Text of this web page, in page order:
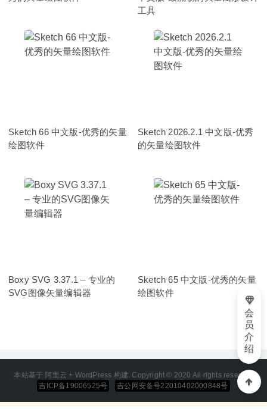
工具
Sketch 66 中文版-优秀的矢量
绘图软件
Sketch 2026.2.1 中文版-优秀
的矢量绘图软件
Boxy SVG 3.37.1 – 专业的
SVG图像矢量编辑器
Sketch 65 中文版-优秀的矢量
绘图软件
本站基于 阿里云 + WordPress 构建. Copyright © 2020 All rights reserved
吉ICP备19006525号
吉公网安备号22010402000848号
会
员
介
绍